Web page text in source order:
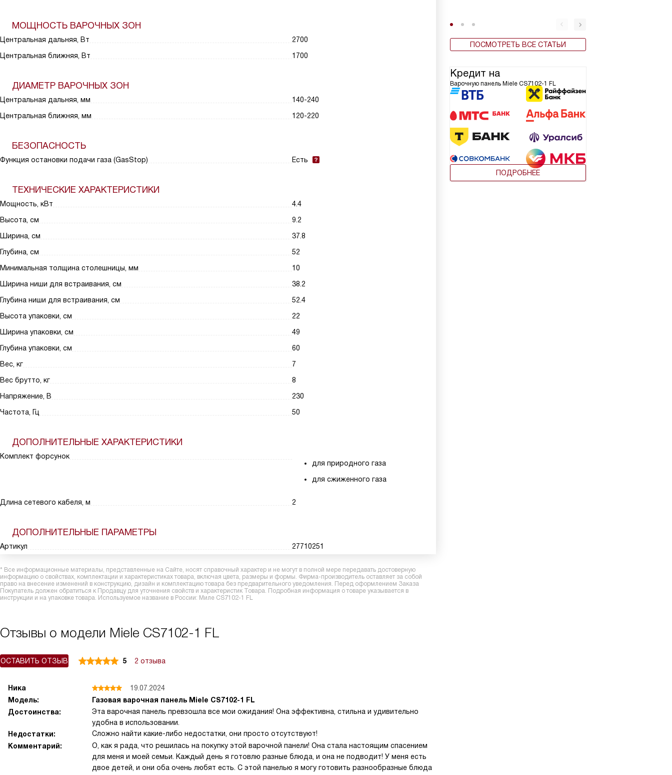
ПОСМОТРЕТЬ ВСЕ СТАТЬИ
Кредит на
Варочную панель Miele CS7102-1 FL
ПОДРОБНЕЕ
МОЩНОСТЬ ВАРОЧНЫХ ЗОН
Центральная дальняя, Вт
2700
Центральная ближняя, Вт
1700
ДИАМЕТР ВАРОЧНЫХ ЗОН
Центральная дальняя, мм
140-240
Центральная ближняя, мм
120-220
БЕЗОПАСНОСТЬ
Функция остановки подачи газа (GasStop) Есть
ТЕХНИЧЕСКИЕ ХАРАКТЕРИСТИКИ
Мощность, кВт
4.4
Высота, см
9.2
Ширина, см
37.8
Глубина, см
52
Минимальная толщина столешницы, мм
10
Ширина ниши для встраивания, см
38.2
Глубина ниши для встраивания, см
52.4
Высота упаковки, см
22
Ширина упаковки, см
49
Глубина упаковки, см
60
Вес, кг
7
Вес брутто, кг
8
Напряжение, В
230
Частота, Гц
50
ДОПОЛНИТЕЛЬНЫЕ ХАРАКТЕРИСТИКИ
Комплект форсунок
для природного газа
для сжиженного газа
Длина сетевого кабеля, м 2
ДОПОЛНИТЕЛЬНЫЕ ПАРАМЕТРЫ
Артикул 27710251
* Все информационные материалы, представленные на Сайте, носят справочный характер и не могут в полной мере передавать достоверную
информацию о свойствах, комплектации и характеристиках товара, включая цвета, размеры и формы. Фирма-производитель оставляет за собой
право на внесение изменений в конструкцию, дизайн и комплектацию товара без предварительного уведомления. Перед оформлением Заказа
Покупатель должен обратиться к Продавцу для уточнения свойств и характеристик Товара. Подробная информация о товаре указывается в
инструкции и на упаковке товара. Используемое название в России: Миле CS7102-1 FL
Отзывы о модели Miele CS7102-1 FL
5 2 отзыва
ОСТАВИТЬ ОТЗЫВ
Ника
19.07.2024
Модель:
Газовая варочная панель Miele CS7102-1 FL
Достоинства:
Эта варочная панель превзошла все мои ожидания! Она эффективна, стильна и удивительно
удобна в использовании.
Недостатки:
Сложно найти какие-либо недостатки, они просто отсутствуют!
Комментарий:
О, как я рада, что решилась на покупку этой варочной панели! Она стала настоящим спасением
для меня и моей семьи. Каждый день я готовлю разные блюда, и она не подводит! У меня есть
двое детей, и они оба очень любят есть. С этой панелью я могу готовить разнообразные блюда